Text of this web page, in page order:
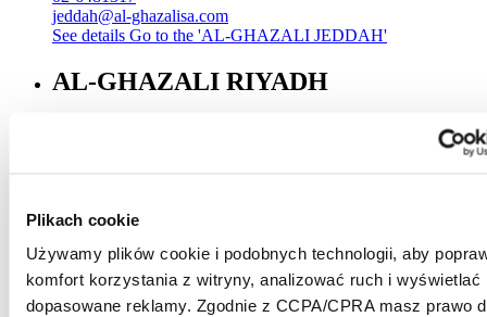
Plikach cookie
Używamy plików cookie i podobnych technologii, aby
komfort korzystania z witryny, analizować ruch i wyświetlać
dopasowane reklamy. Zgodnie z CCPA/CPRA masz prawo
jeddah@al-ghazalisa.com
See details Go to the 'AL-GHAZALI JEDDAH'
AL-GHAZALI RIYADH
See detailsGo to the 'AL-GHAZALI RIYADH'
AL-GHAZALI RIYADH